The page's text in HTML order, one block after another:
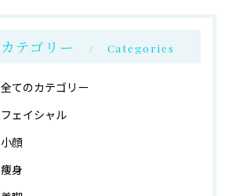
カテゴリー Categories
全てのカテゴリー
フェイシャル
小顔
痩身